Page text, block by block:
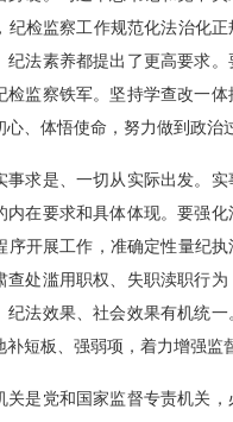
纪检监察工作规范化法治化
纪法素养都提出了更高要求
检监察铁军。坚持学查改一
心、体悟使命，努力做到政
是、一切从实际出发。实
内在要求和具体体现。要强
序开展工作，准确定性量纪
查处滥用职权、失职渎职行
纪法效果、社会效果有机统
补短板、强弱项，着力增强
党和国家监督专责机关，